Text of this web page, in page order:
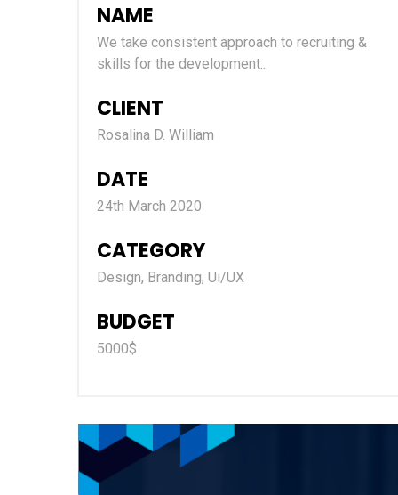
NAME
We take consistent approach to recruiting &
skills for the development..
CLIENT
Rosalina D. William
DATE
24th March 2020
CATEGORY
Design, Branding, Ui/UX
BUDGET
5000$